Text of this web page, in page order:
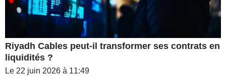
Riyadh Cables peut-il transformer ses contrats en
liquidités ?
Le 22 juin 2026 à 11:49